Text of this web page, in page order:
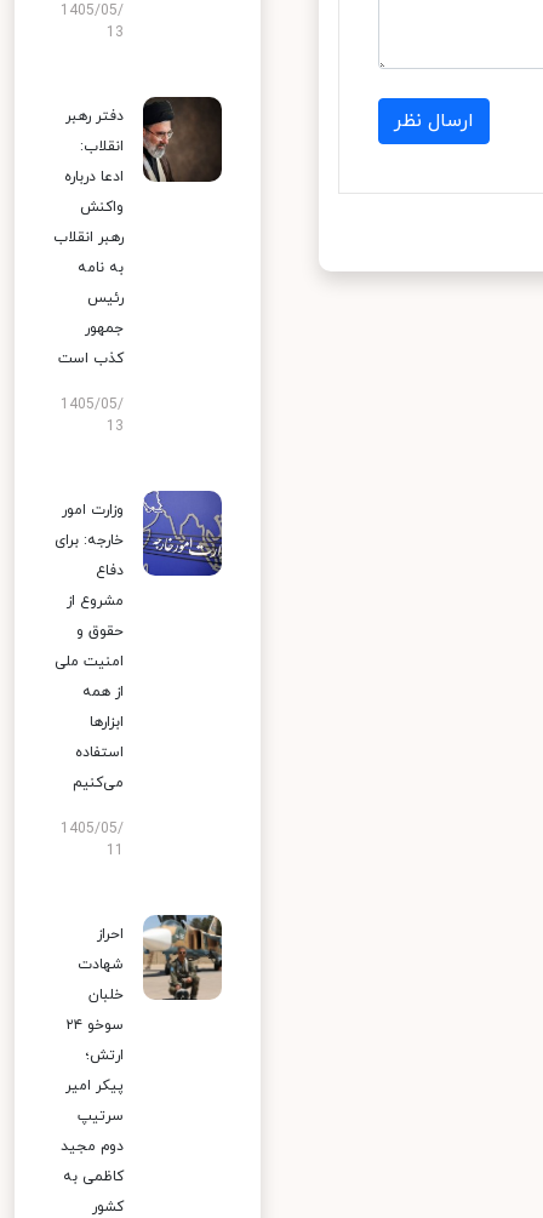
ارسال نظر
1405/05/
13
دفتر رهبر
انقلاب:
ادعا درباره
واکنش
رهبر انقلاب
به نامه
رئیس
جمهور
کذب است
1405/05/
13
وزارت امور
خارجه: برای
دفاع
مشروع از
حقوق و
امنیت ملی
از همه
ابزارها
استفاده
می‌کنیم
1405/05/
احراز
شهادت
خلبان
سوخو ۲۴
ارتش؛
پیکر امیر
سرتیپ
دوم مجید
کاظمی به
کشور